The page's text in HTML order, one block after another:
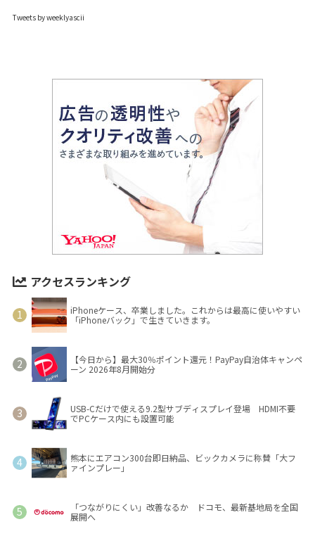
Tweets by weeklyascii
アクセスランキング
iPhoneケース、卒業しました。これからは最高に使いやすい
「iPhoneバック」で生きていきます。
【今日から】最大30％ポイント還元！PayPay自治体キャンペ
ーン 2026年8月開始分
USB-Cだけで使える9.2型サブディスプレイ登場 HDMI不要
でPCケース内にも設置可能
熊本にエアコン300台即日納品、ビックカメラに称賛「大フ
ァインプレー」
「つながりにくい」改善なるか ドコモ、最新基地局を全国
展開へ